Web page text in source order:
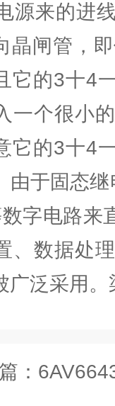
源来的进
晶闸管，
它的3十4
一个很小
它的3十4
由于固态
字电路来
、数据处
广泛采用。
：